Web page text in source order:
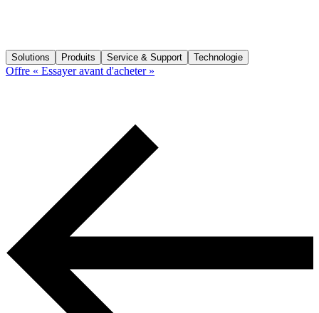
Solutions Produits Service & Support Technologie
Offre « Essayer avant d'acheter »